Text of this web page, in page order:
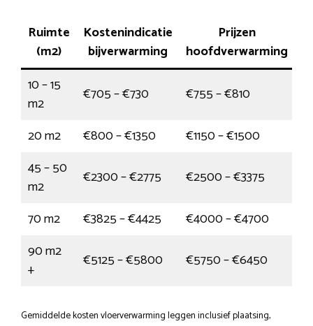
Ruimte
(m2)
Kostenindicatie
bijverwarming
Prijzen
hoofdverwarming
10 – 15
m2
€705 – €730
€755 – €810
20 m2
€800 – €1350
€1150 – €1500
45 – 50
m2
€2300 – €2775
€2500 – €3375
70 m2
€3825 – €4425
€4000 – €4700
90 m2
+
€5125 – €5800 €5750 – €6450
Gemiddelde kosten vloerverwarming leggen inclusief plaatsing,